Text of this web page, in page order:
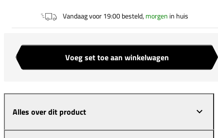
Vandaag voor 19:00 besteld,morgen in huis
Aantal Voeg set toe aan winkelwagen
Alles over dit product